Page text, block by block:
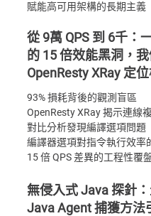
賦能高可用架構的長期主義
從 9萬 QPS 到 6千：
的 15 倍效能黑洞，
OpenResty XRay 定
93% 損耗背後的觀測盲區
OpenResty XRay 揭示連線
對比分析發現編譯選項問題
編譯器選項對指令執行效率
15 倍 QPS 差異的工程性覆
無侵入式 Java 探針
Java Agent 捕獲方法